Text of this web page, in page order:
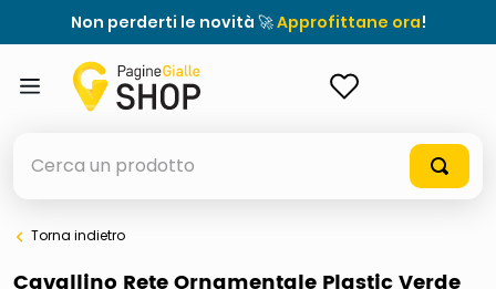
Non perderti le novità 🚀Approfittane ora!
elenchi telefonici
Torna indietro